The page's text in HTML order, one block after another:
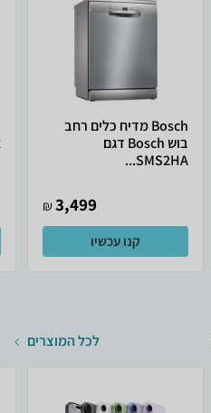
Bosch מדיח כלים רחב
בוש Bosch דגם
SMS2HA...
3,499
₪
קנו עכשיו
לכל המוצרים